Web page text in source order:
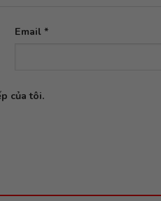
Email *
của tôi.